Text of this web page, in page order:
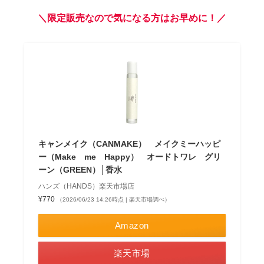
＼限定販売なので気になる方はお早めに！／
キャンメイク（CANMAKE） メイクミーハッピ
ー（Make me Happy） オードトワレ グリ
ーン（GREEN）│香水
ハンズ（HANDS）楽天市場店
¥770
（2026/06/23 14:26時点 | 楽天市場調べ）
Amazon
楽天市場